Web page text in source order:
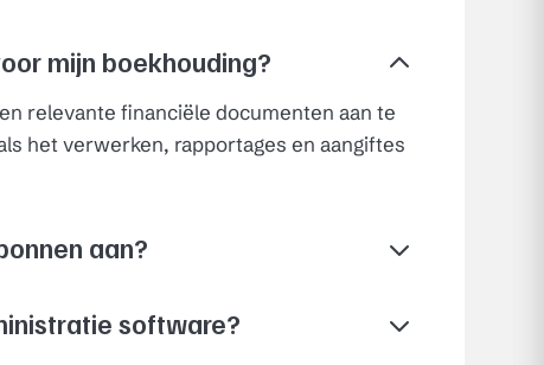
mijn boekhouding? 2
relevante financiële documenten aan te
het verwerken, rapportages en aangiftes
aan? 3
software? 3